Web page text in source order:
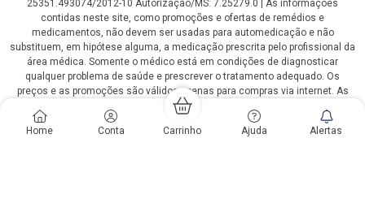
Home Conta Carrinho Ajuda Alertas
25351.493074/2012-10 Autorização/MS: 7.25279.0 | As informações
contidas neste site, como promoções e ofertas de remédios e
medicamentos, não devem ser usadas para automedicação e não
substituem, em hipótese alguma, a medicação prescrita pelo profissional da
área médica. Somente o médico está em condições de diagnosticar
qualquer problema de saúde e prescrever o tratamento adequado. Os
preços e as promoções são válidos apenas para compras via internet. As
fotos contidas em nosso site são meramente ilustrativas. *Preços e
disponibilidade sujeitos a alterações no decorrer do dia. Antibióticos e
antimicrobianos vendas apenas em lojas físicas ou televendas. Portaria nº